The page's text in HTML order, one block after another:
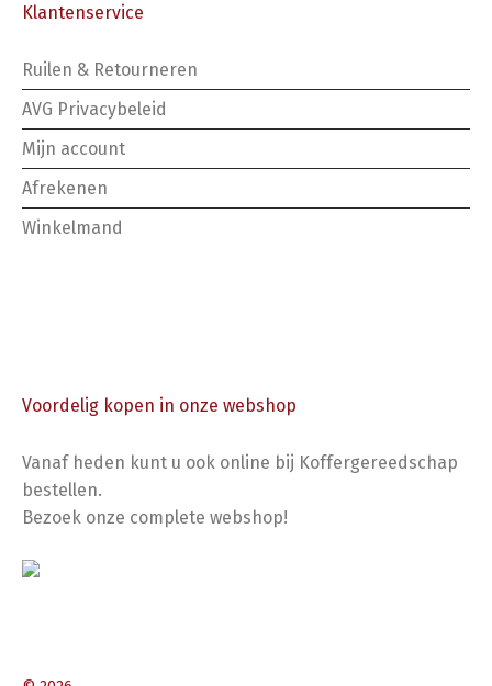
Klantenservice
Ruilen & Retourneren
AVG Privacybeleid
Mijn account
Afrekenen
Winkelmand
Voordelig kopen in onze webshop
Vanaf heden kunt u ook online bij Koffergereedschap
bestellen.
Bezoek onze complete webshop!